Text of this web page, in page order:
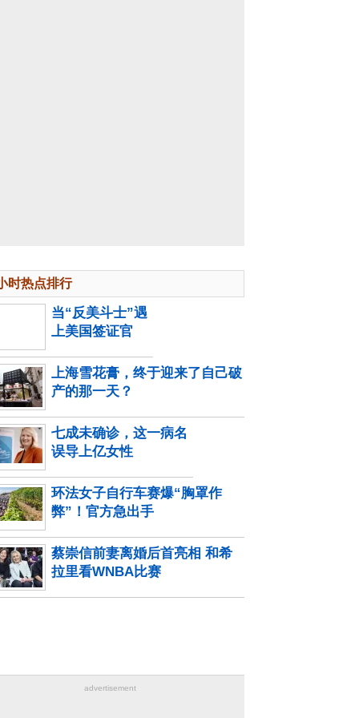
时热点排行
当“反美斗士”遇
上美国签证官
上海雪花膏，终于迎来了自己破
产的那一天？
七成未确诊，这一病名
误导上亿女性
环法女子自行车赛爆“胸罩作
弊”！官方急出手
蔡崇信前妻离婚后首亮相 和希
拉里看WNBA比赛
advertisement